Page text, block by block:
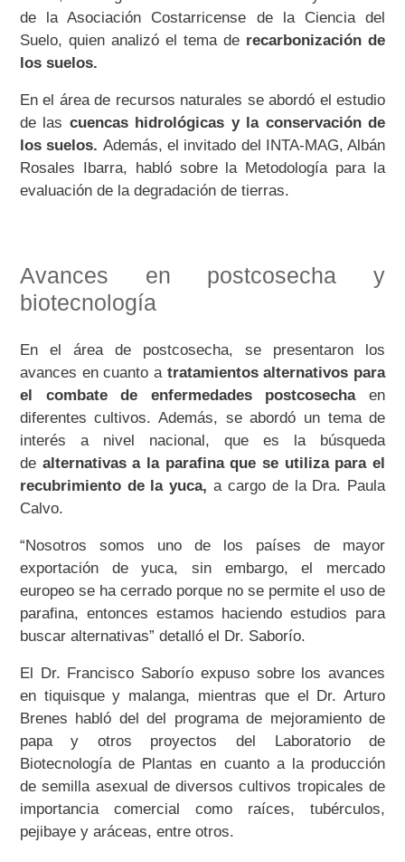
de la Asociación Costarricense de la Ciencia del
Suelo, quien analizó el tema de recarbonización de
los suelos.
En el área de recursos naturales se abordó el estudio
de las cuencas hidrológicas y la conservación de
los suelos. Además, el invitado del INTA-MAG, Albán
Rosales Ibarra, habló sobre la Metodología para la
evaluación de la degradación de tierras.
Avances en postcosecha y
biotecnología
En el área de postcosecha, se presentaron los
avances en cuanto a tratamientos alternativos para
el combate de enfermedades postcosechaen
diferentes cultivos. Además, se abordó un tema de
interés a nivel nacional, que es la búsqueda
de alternativas a la parafina que se utiliza para el
recubrimiento de la yuca, a cargo de la Dra. Paula
Calvo.
“Nosotros somos uno de los países de mayor
exportación de yuca, sin embargo, el mercado
europeo se ha cerrado porque no se permite el uso de
parafina, entonces estamos haciendo estudios para
buscar alternativas” detalló el Dr. Saborío.
El Dr. Francisco Saborío expuso sobre los avances
en tiquisque y malanga, mientras que el Dr. Arturo
Brenes habló del del programa de mejoramiento de
papa y otros proyectos del Laboratorio de
Biotecnología de Plantas en cuanto a la producción
de semilla asexual de diversos cultivos tropicales de
importancia comercial como raíces, tubérculos,
pejibaye y aráceas, entre otros.